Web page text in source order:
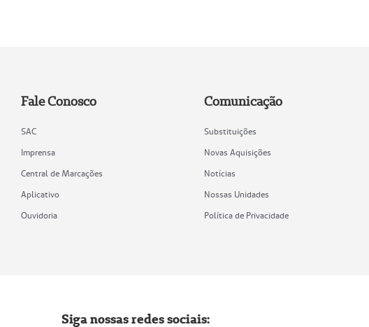
Fale Conosco
SAC
Imprensa
Central de Marcações
Aplicativo
Ouvidoria
Comunicação
Substituições
Novas Aquisições
Notícias
Nossas Unidades
Política de Privacidade
Siga nossas redes sociais: